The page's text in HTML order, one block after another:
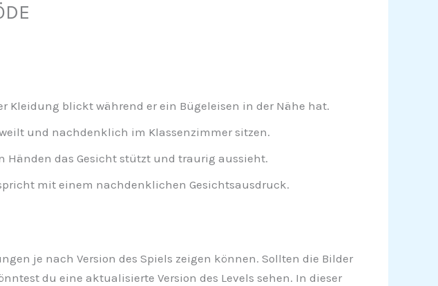
blickt während er ein Bügeleisen in der Nähe hat.
und nachdenklich im Klassenzimmer sitzen.
das Gesicht stützt und traurig aussieht.
mit einem nachdenklichen Gesichtsausdruck.
je nach Version des Spiels zeigen können. Sollten die Bilder
du eine aktualisierte Version des Levels sehen. In dieser